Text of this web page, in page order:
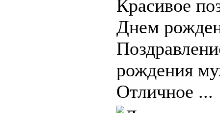
Красивое
Днем
рождения
Отличное ...